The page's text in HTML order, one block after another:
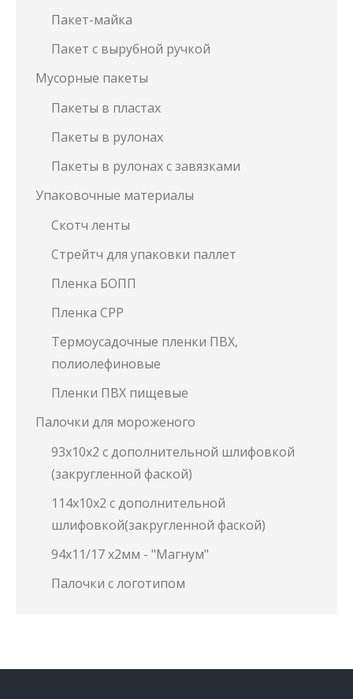
Пакет-майка
Пакет с вырубной ручкой
Мусорные пакеты
Пакеты в пластах
Пакеты в рулонах
Пакеты в рулонах с завязками
Упаковочные материалы
Скотч ленты
Стрейтч для упаковки паллет
Пленка БОПП
Пленка СРР
Термоусадочные пленки ПВХ,
полиолефиновые
Пленки ПВХ пищевые
Палочки для мороженого
93х10х2 с дополнительной шлифовкой
(закругленной фаской)
114х10х2 с дополнительной
шлифовкой(закругленной фаской)
94х11/17 х2мм - "Магнум"
Палочки с логотипом